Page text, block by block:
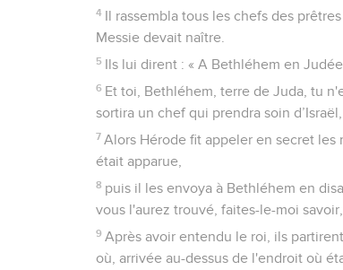
4 Il rassembla tous les chefs des
Messie devait naître.
5 Ils lui dirent : « A Bethléhem en
6 Et toi, Bethléhem, terre de Juda, tu
sortira un chef qui prendra soin
7 Alors Hérode fit appeler en secret
était apparue,
8 puis il les envoya à Bethléhem en
vous l'aurez trouvé, faites-le-moi
9 Après avoir entendu le roi, ils
où, arrivée au-dessus de l'endroit où